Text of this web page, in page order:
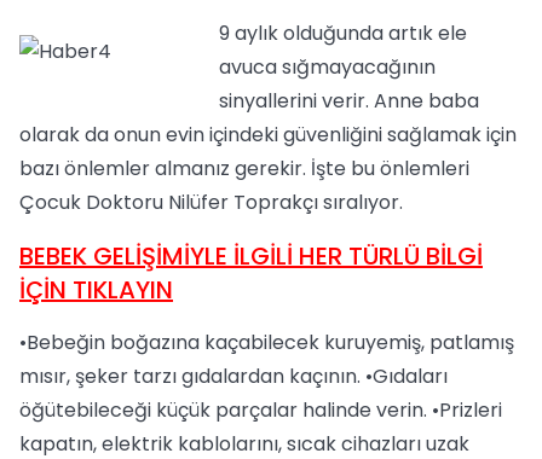
9 aylık olduğunda artık ele
avuca sığmayacağının
sinyallerini verir. Anne baba
olarak da onun evin içindeki güvenliğini sağlamak için
bazı önlemler almanız gerekir. İşte bu önlemleri
Çocuk Doktoru Nilüfer Toprakçı sıralıyor.
BEBEK GELİŞİMİYLE İLGİLİ HER TÜRLÜ BİLGİ
İÇİN TIKLAYIN
•Bebeğin boğazına kaçabilecek kuruyemiş, patlamış
mısır, şeker tarzı gıdalardan kaçının. •Gıdaları
öğütebileceği küçük parçalar halinde verin. •Prizleri
kapatın, elektrik kablolarını, sıcak cihazları uzak